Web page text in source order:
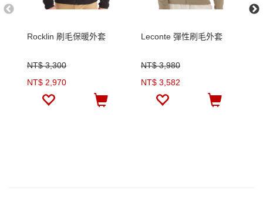
Rocklin 刷毛保暖外套
NT$ 3,300
NT$ 2,970
Leconte 彈性刷毛外套
NT$ 3,980
NT$ 3,582